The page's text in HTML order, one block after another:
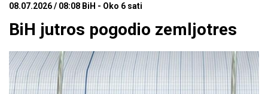
08.07.2026 / 08:08 BiH - Oko 6 sati
BiH jutros pogodio zemljotres